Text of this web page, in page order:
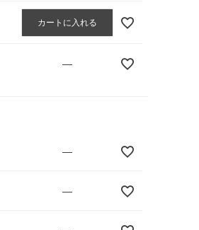
カートに入れる
—
—
—